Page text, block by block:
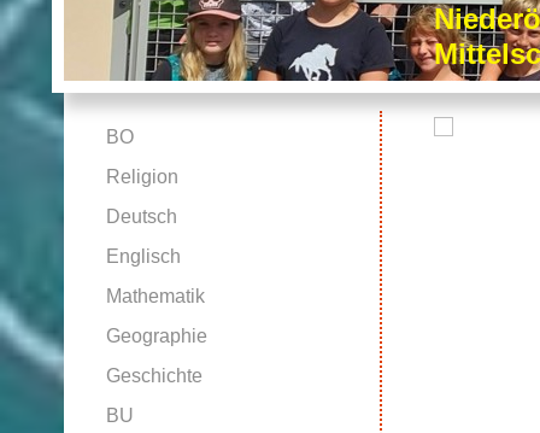
BO
Religion
Deutsch
Englisch
Mathematik
Geographie
Geschichte
BU